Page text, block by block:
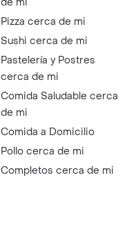
Pizza cerca de mi
Sushi cerca de mi
Pastelería y Postres
cerca de mi
Comida Saludable cerca
de mi
Comida a Domicilio
Pollo cerca de mi
Completos cerca de mi